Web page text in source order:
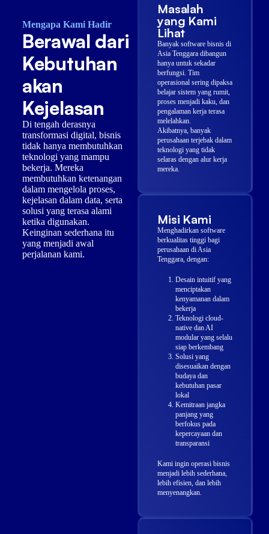
Mengapa Kami Hadir
Berawal dari
Kebutuhan
akan
Kejelasan
Di tengah derasnya
transformasi digital, bisnis
tidak hanya membutuhkan
teknologi yang mampu
bekerja. Mereka
membutuhkan ketenangan
dalam mengelola proses,
kejelasan dalam data, serta
solusi yang terasa alami
ketika digunakan.
Keinginan sederhana itu
yang menjadi awal
perjalanan kami.
Masalah
yang Kami
Lihat
Banyak software bisnis di
Asia Tenggara dibangun
hanya untuk sekadar
berfungsi. Tim
operasional sering dipaksa
belajar sistem yang rumit,
proses menjadi kaku, dan
pengalaman kerja terasa
melelahkan.
Akibatnya, banyak
perusahaan terjebak dalam
teknologi yang tidak
selaras dengan alur kerja
mereka.
Misi Kami
Menghadirkan software
berkualitas tinggi bagi
perusahaan di Asia
Tenggara, dengan:
Desain intuitif yang
menciptakan
kenyamanan dalam
bekerja
Teknologi cloud-
native dan AI
modular yang selalu
siap berkembang
Solusi yang
disesuaikan dengan
budaya dan
kebutuhan pasar
lokal
Kemitraan jangka
panjang yang
berfokus pada
kepercayaan dan
transparansi
Kami ingin operasi bisnis
menjadi lebih sederhana,
lebih efisien, dan lebih
menyenangkan.